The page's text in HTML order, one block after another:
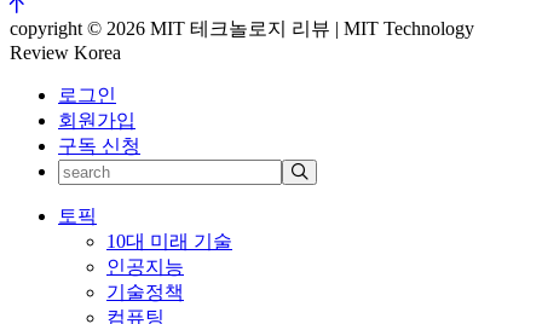
copyright © 2026 MIT 테크놀로지 리뷰 | MIT Technology
Review Korea
로그인
회원가입
구독 신청
토픽
10대 미래 기술
인공지능
기술정책
컴퓨팅